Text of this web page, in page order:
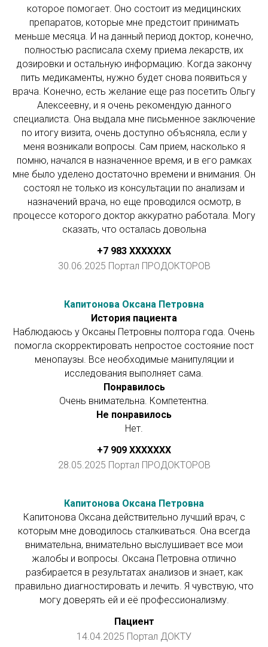
которое помогает. Оно состоит из медицинских
препаратов, которые мне предстоит принимать
меньше месяца. И на данный период доктор, конечно,
полностью расписала схему приема лекарств, их
дозировки и остальную информацию. Когда закончу
пить медикаменты, нужно будет снова появиться у
врача. Конечно, есть желание еще раз посетить Ольгу
Алексеевну, и я очень рекомендую данного
специалиста. Она выдала мне письменное заключение
по итогу визита, очень доступно объясняла, если у
меня возникали вопросы. Сам прием, насколько я
помню, начался в назначенное время, и в его рамках
мне было уделено достаточно времени и внимания. Он
состоял не только из консультации по анализам и
назначений врача, но еще проводился осмотр, в
процессе которого доктор аккуратно работала. Могу
сказать, что осталась довольна
+7 983 ХХXXXXX
30.06.2025 Портал ПРОДОКТОРОВ
Капитонова Оксана Петровна
История пациента
Наблюдаюсь у Оксаны Петровны полтора года. Очень
помогла скорректировать непростое состояние пост
менопаузы. Все необходимые манипуляции и
исследования выполняет сама.
Понравилось
Очень внимательна. Компетентна.
Не понравилось
Нет.
+7 909 ХХXXXXX
28.05.2025 Портал ПРОДОКТОРОВ
Капитонова Оксана Петровна
Капитонова Оксана действительно лучший врач, с
которым мне доводилось сталкиваться. Она всегда
внимательна, внимательно выслушивает все мои
жалобы и вопросы. Оксана Петровна отлично
разбирается в результатах анализов и знает, как
правильно диагностировать и лечить. Я чувствую, что
могу доверять ей и её профессионализму.
Пациент
14.04.2025 Портал ДОКТУ